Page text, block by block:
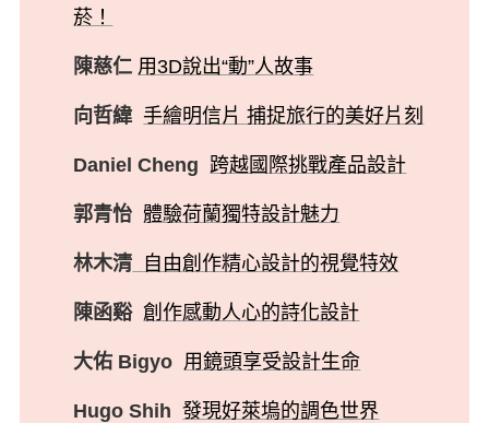
菸！
陳慈仁 用3D說出“動”人故事
向哲緯 手繪明信片 捕捉旅行的美好片刻
Daniel Cheng 跨越國際挑戰產品設計
郭青怡 體驗荷蘭獨特設計魅力
林木清 自由創作精心設計的視覺特效
陳函谿 創作感動人心的詩化設計
大佑 Bigyo 用鏡頭享受設計生命
Hugo Shih 發現好萊塢的調色世界